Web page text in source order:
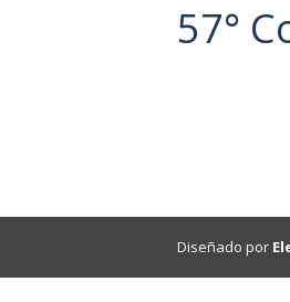
57°
Diseñado por